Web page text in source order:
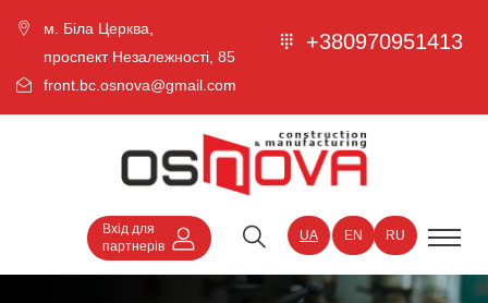
м. Біла Церква,
проспект Незалежності, 85
front.bc.osnova@gmail.com
+380970951413
Вхід для
партнерів
UA EN RU